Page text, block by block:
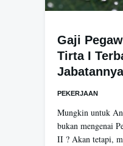
Gaji
Tirta I
Jabatannya
PEKERJAAN
Mungkin untuk
bukan mengenai
II ? Akan tetapi,